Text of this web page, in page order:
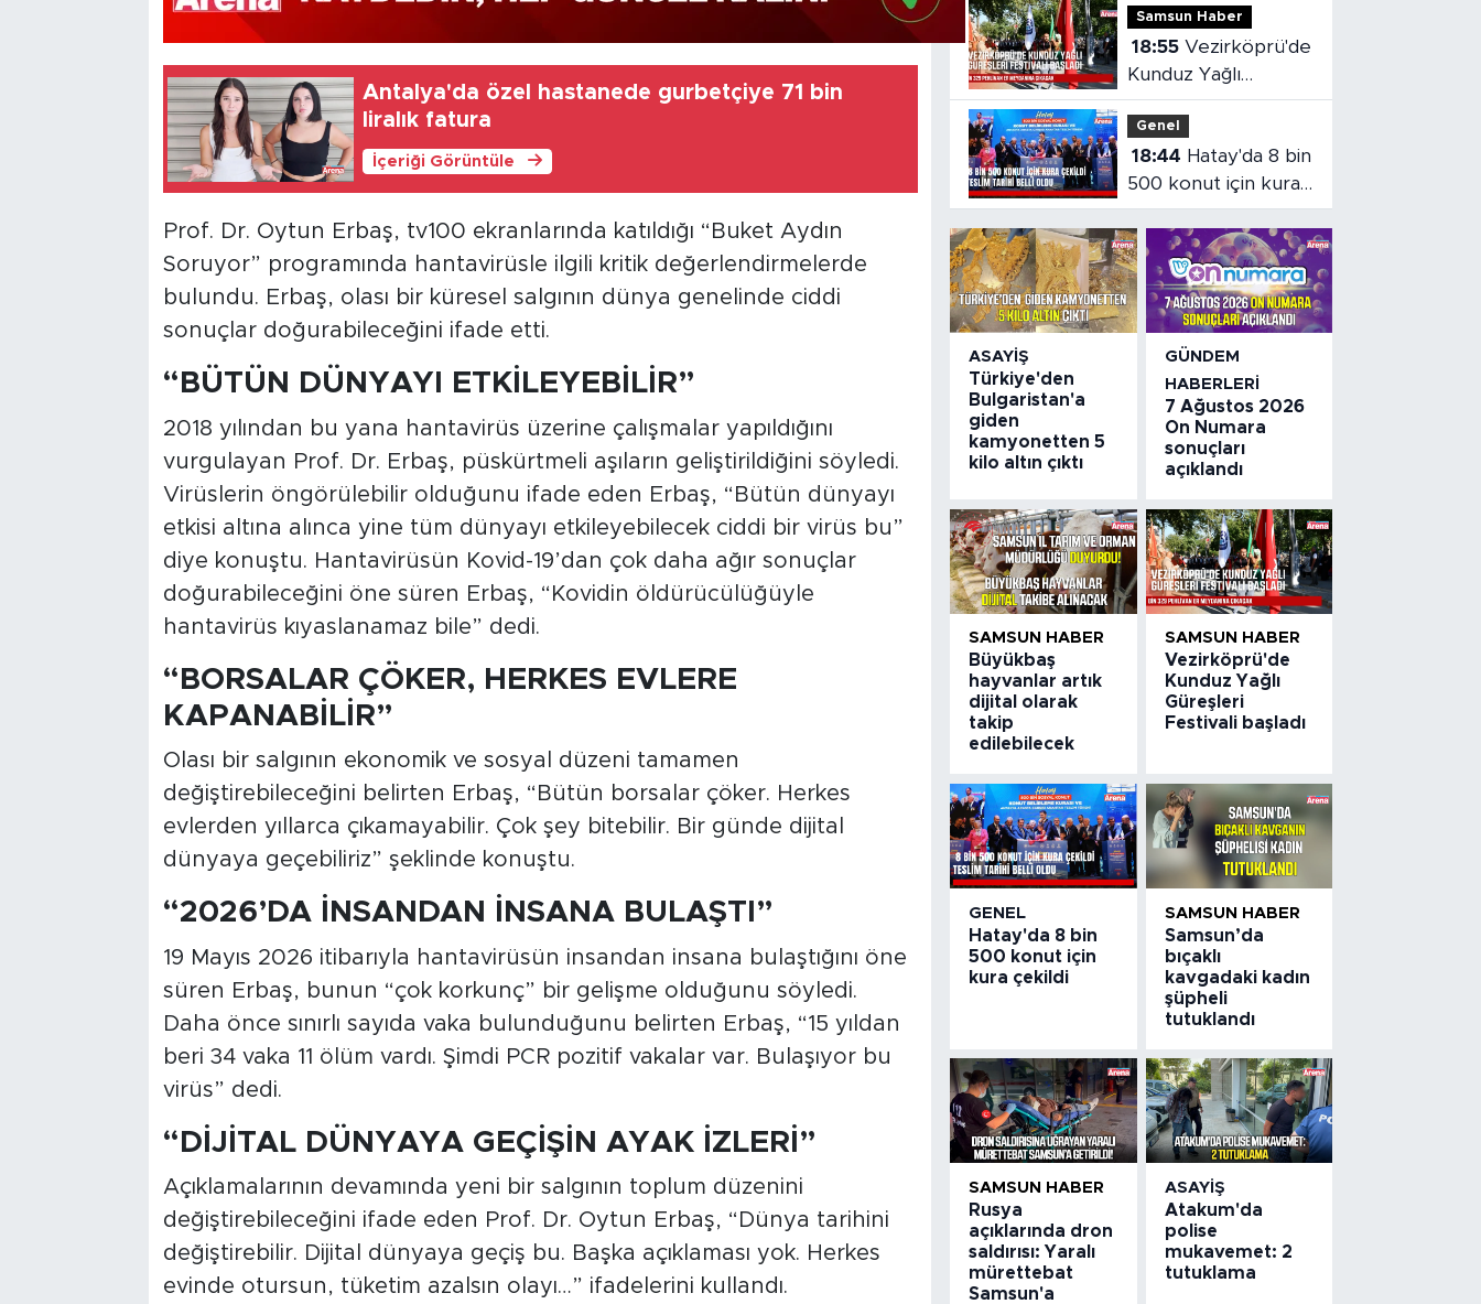
Antalya'da özel hastanede gurbetçiye 71 bin
liralık fatura
İçeriği Görüntüle
Prof. Dr. Oytun Erbaş, tv100 ekranlarında katıldığı “Buket Aydın
Soruyor” programında hantavirüsle ilgili kritik değerlendirmelerde
bulundu. Erbaş, olası bir küresel salgının dünya genelinde ciddi
sonuçlar doğurabileceğini ifade etti.
“BÜTÜN DÜNYAYI ETKİLEYEBİLİR”
2018 yılından bu yana hantavirüs üzerine çalışmalar yapıldığını
vurgulayan Prof. Dr. Erbaş, püskürtmeli aşıların geliştirildiğini söyledi.
Virüslerin öngörülebilir olduğunu ifade eden Erbaş, “Bütün dünyayı
etkisi altına alınca yine tüm dünyayı etkileyebilecek ciddi bir virüs bu”
diye konuştu. Hantavirüsün Kovid-19’dan çok daha ağır sonuçlar
doğurabileceğini öne süren Erbaş, “Kovidin öldürücülüğüyle
hantavirüs kıyaslanamaz bile” dedi.
“BORSALAR ÇÖKER, HERKES EVLERE
KAPANABİLİR”
Olası bir salgının ekonomik ve sosyal düzeni tamamen
değiştirebileceğini belirten Erbaş, “Bütün borsalar çöker. Herkes
evlerden yıllarca çıkamayabilir. Çok şey bitebilir. Bir günde dijital
dünyaya geçebiliriz” şeklinde konuştu.
“2026’DA İNSANDAN İNSANA BULAŞTI”
19 Mayıs 2026 itibarıyla hantavirüsün insandan insana bulaştığını öne
süren Erbaş, bunun “çok korkunç” bir gelişme olduğunu söyledi.
Daha önce sınırlı sayıda vaka bulunduğunu belirten Erbaş, “15 yıldan
beri 34 vaka 11 ölüm vardı. Şimdi PCR pozitif vakalar var. Bulaşıyor bu
virüs” dedi.
“DİJİTAL DÜNYAYA GEÇİŞİN AYAK İZLERİ”
Açıklamalarının devamında yeni bir salgının toplum düzenini
değiştirebileceğini ifade eden Prof. Dr. Oytun Erbaş, “Dünya tarihini
değiştirebilir. Dijital dünyaya geçiş bu. Başka açıklaması yok. Herkes
evinde otursun, tüketim azalsın olayı…” ifadelerini kullandı.
edilebilecek
Samsun Haber
18:55
Kunduz Yağlı
Güreşleri Festivali
başladı
Genel
18:44
500 konut için kura
çekildi
ASAYIŞ
Türkiye'den
Bulgaristan'a
giden
kamyonetten 5
kilo altın çıktı
GÜNDEM
HABERLERI
7 Ağustos 2026
On Numara
sonuçları
açıklandı
SAMSUN HABER
Büyükbaş
hayvanlar artık
dijital olarak
takip
edilebilecek
SAMSUN HABER
Vezirköprü'de
Kunduz Yağlı
Güreşleri
Festivali başladı
GENEL
Hatay'da 8 bin
500 konut için
kura çekildi
SAMSUN HABER
Samsun’da
bıçaklı
kavgadaki kadın
şüpheli
tutuklandı
SAMSUN HABER
Rusya
açıklarında dron
saldırısı: Yaralı
mürettebat
Samsun'a
ASAYIŞ
Atakum'da
polise
mukavemet: 2
tutuklama